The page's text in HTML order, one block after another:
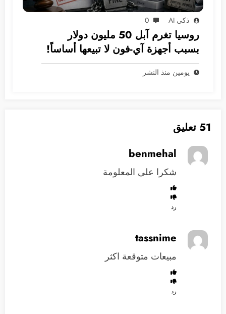
ذكي AI 0
روسيا تغرم آبل 50 مليون دولار
بسبب أجهزة آي-فون لا تبيعها أساساً!
يومين منذ النشر
51 تعليق
benmehal
شكرا على المعلومة
رد
tassnime
مبيعات متوقعة اكثر
رد